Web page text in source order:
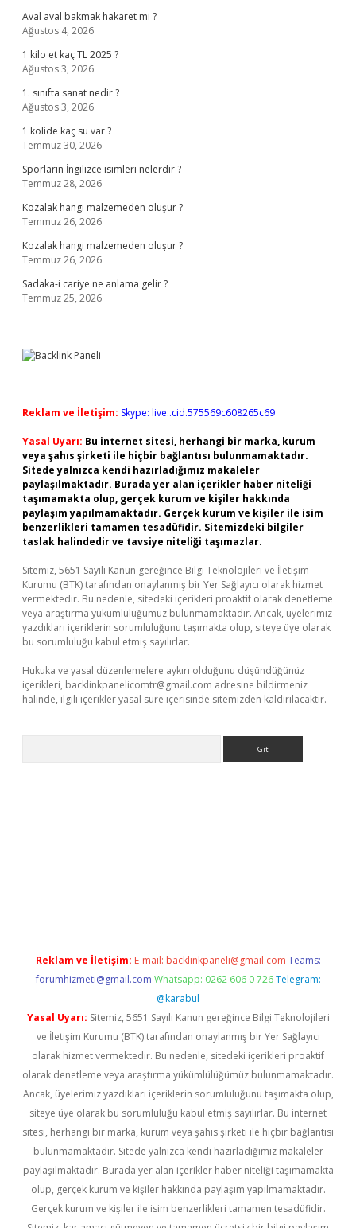
Aval aval bakmak hakaret mi ?
Ağustos 4, 2026
1 kilo et kaç TL 2025 ?
Ağustos 3, 2026
1. sınıfta sanat nedir ?
Ağustos 3, 2026
1 kolide kaç su var ?
Temmuz 30, 2026
Sporların İngilizce isimleri nelerdir ?
Temmuz 28, 2026
Kozalak hangi malzemeden oluşur ?
Temmuz 26, 2026
Kozalak hangi malzemeden oluşur ?
Temmuz 26, 2026
Sadaka-i cariye ne anlama gelir ?
Temmuz 25, 2026
Reklam ve İletişim: Skype: live:.cid.575569c608265c69
Yasal Uyarı: Bu internet sitesi, herhangi bir marka, kurum
veya şahıs şirketi ile hiçbir bağlantısı bulunmamaktadır.
Sitede yalnızca kendi hazırladığımız makaleler
paylaşılmaktadır. Burada yer alan içerikler haber niteliği
taşımamakta olup, gerçek kurum ve kişiler hakkında
paylaşım yapılmamaktadır. Gerçek kurum ve kişiler ile isim
benzerlikleri tamamen tesadüfidir. Sitemizdeki bilgiler
taslak halindedir ve tavsiye niteliği taşımazlar.
Sitemiz, 5651 Sayılı Kanun gereğince Bilgi Teknolojileri ve İletişim
Kurumu (BTK) tarafından onaylanmış bir Yer Sağlayıcı olarak hizmet
vermektedir. Bu nedenle, sitedeki içerikleri proaktif olarak denetleme
veya araştırma yükümlülüğümüz bulunmamaktadır. Ancak, üyelerimiz
yazdıkları içeriklerin sorumluluğunu taşımakta olup, siteye üye olarak
bu sorumluluğu kabul etmiş sayılırlar.
Hukuka ve yasal düzenlemelere aykırı olduğunu düşündüğünüz
içerikleri, backlinkpanelicomtr@gmail.com adresine bildirmeniz
halinde, ilgili içerikler yasal süre içerisinde sitemizden kaldırılacaktır.
Reklam ve İletişim: E-mail: backlinkpaneli@gmail.com Teams:
forumhizmeti@gmail.com Whatsapp: 0262 606 0 726 Telegram:
@karabul
Yasal Uyarı: Sitemiz, 5651 Sayılı Kanun gereğince Bilgi Teknolojileri
ve İletişim Kurumu (BTK) tarafından onaylanmış bir Yer Sağlayıcı
olarak hizmet vermektedir. Bu nedenle, sitedeki içerikleri proaktif
olarak denetleme veya araştırma yükümlülüğümüz bulunmamaktadır.
Ancak, üyelerimiz yazdıkları içeriklerin sorumluluğunu taşımakta olup,
siteye üye olarak bu sorumluluğu kabul etmiş sayılırlar. Bu internet
sitesi, herhangi bir marka, kurum veya şahıs şirketi ile hiçbir bağlantısı
bulunmamaktadır. Sitede yalnızca kendi hazırladığımız makaleler
paylaşılmaktadır. Burada yer alan içerikler haber niteliği taşımamakta
olup, gerçek kurum ve kişiler hakkında paylaşım yapılmamaktadır.
Gerçek kurum ve kişiler ile isim benzerlikleri tamamen tesadüfidir.